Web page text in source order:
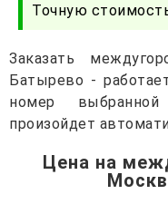
Точную
Заказать
Батырево -
номер
произойдет
Цена на